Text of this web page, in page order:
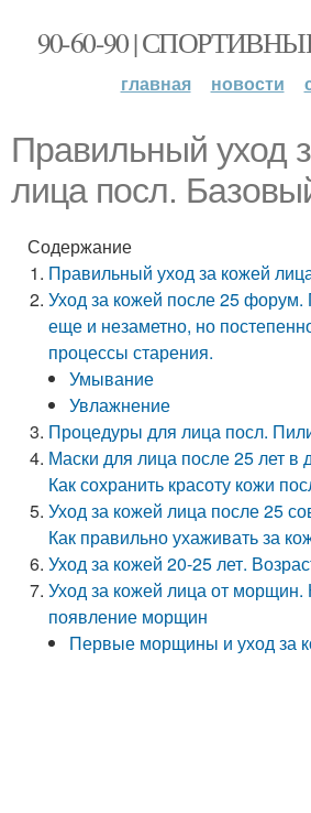
90-60-90 |
главная новости
Правильный уход
лица посл.
Содержание
Правильный уход за кожей
Уход за кожей после 25 форум.
еще и незаметно, но
процессы старения.
Умывание
Увлажнение
Процедуры для лица посл.
Маски для лица после 25 лет в
Как сохранить красоту кожи
Уход за кожей лица после 25
Как правильно ухаживать за
Уход за кожей 20-25 лет.
Уход за кожей лица от морщин.
появление морщин
Первые морщины и уход за